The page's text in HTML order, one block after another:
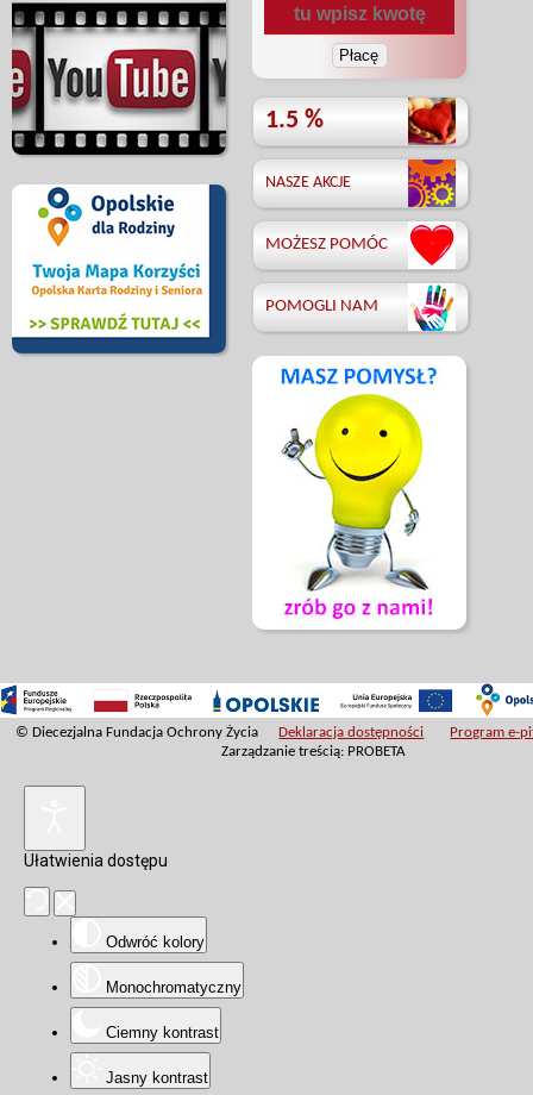
1.5 %
NASZE AKCJE
MOŻESZ POMÓC
POMOGLI NAM
© Diecezjalna Fundacja Ochrony Życia Deklaracja dostępności
Program e-
Zarządzanie treścią: PROBETA
Ułatwienia dostępu
Odwróć kolory
Monochromatyczny
Ciemny kontrast
Jasny kontrast